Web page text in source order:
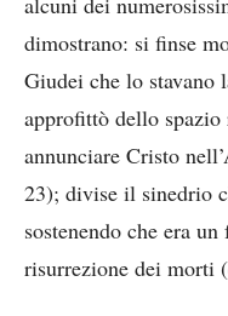
dimostrano: si finse
Giudei che lo
approfittò dello
annunciare Cristo
23); divise il sinedrio
sostenendo che era
risurrezione dei morti